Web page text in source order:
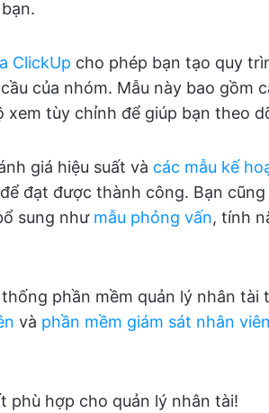
ClickUp cho phép bạn tạo quy
của nhóm. Mẫu này bao gồm
tùy chỉnh để giúp bạn theo
giá hiệu suất và các mẫu kế
đạt được thành công. Bạn
sung như mẫu phỏng vấn, tính
phần mềm quản lý nhân tài
và phần mềm giám sát nhân viên
phù hợp cho quản lý nhân tài!